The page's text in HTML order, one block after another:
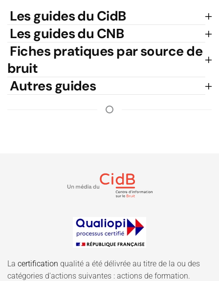
Les guides du CidB
Les guides du CNB
Fiches pratiques par source de
bruit
Autres guides
La certification qualité a été délivrée au titre de la ou des
catégories d'actions suivantes : actions de formation.